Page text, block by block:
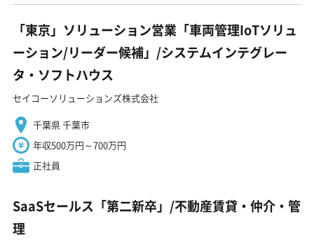
「東京」ソリューション営業「車両管理IoTソリュ
ーション/リーダー候補」/システムインテグレー
タ・ソフトハウス
セイコーソリューションズ株式会社
千葉県 千葉市
年収500万円～700万円
正社員
SaaSセールス「第二新卒」/不動産賃貸・仲介・管
理